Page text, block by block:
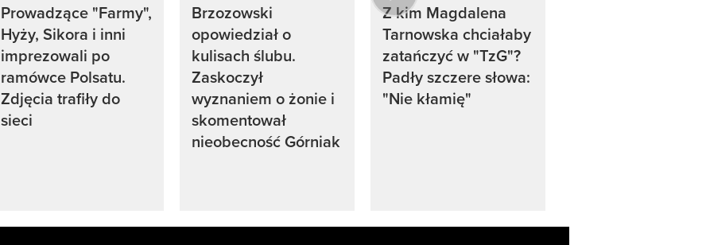
Prowadzące "Farmy",
Hyży, Sikora i inni
imprezowali po
ramówce Polsatu.
Zdjęcia trafiły do
sieci
Brzozowski
opowiedział o
kulisach ślubu.
Zaskoczył
wyznaniem o żonie i
skomentował
nieobecność Górniak
Z kim Magdalena
Tarnowska chciałaby
zatańczyć w "TzG"?
Padły szczere słowa:
"Nie kłamię"